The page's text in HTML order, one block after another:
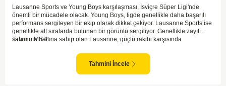
Lausanne Sports ve Young Boys karşılaşması, İsviçre Süper Ligi'nde
önemli bir mücadele olacak. Young Boys, ligde genellikle daha başarılı
performans sergileyen bir ekip olarak dikkat çekiyor. Lausanne Sports ise
genellikle alt sıralarda bulunan bir görüntü sergiliyor. Genellikle zayıf
savunma hattına sahip olan Lausanne, güçlü rakibi karşısında
Maçın sonucunda Young Boys'un galip gelme olasılığı yüksek görünüyor.
Tahmin MS 2
Tahmini İncele